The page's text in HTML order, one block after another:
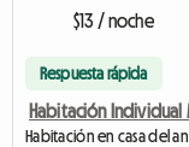
$13 / noche
Respuesta rápida
Habitación Individual
Habitación en casa del